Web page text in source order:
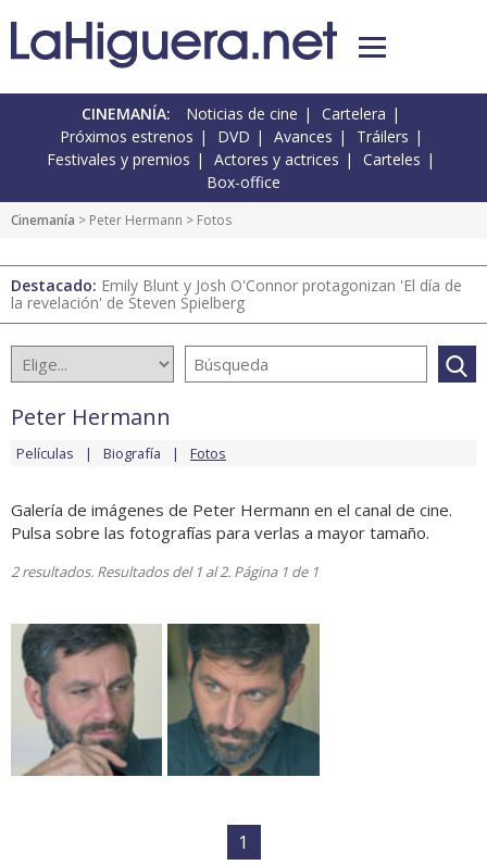
CINEMANÍA: Noticias de cine
Cartelera
Próximos estrenos
DVD Avances
Tráilers
Festivales y premios
Actores y actrices
Carteles
Box-office
Cinemanía > Peter Hermann > Fotos
Destacado: Emily Blunt y Josh O'Connor protagonizan 'El día de
la revelación' de Steven Spielberg
Peter Hermann
Películas Biografía Fotos
Galería de imágenes de Peter Hermann en el canal de cine.
Pulsa sobre las fotografías para verlas a mayor tamaño.
2 resultados. Resultados del 1 al 2. Página 1 de 1
1